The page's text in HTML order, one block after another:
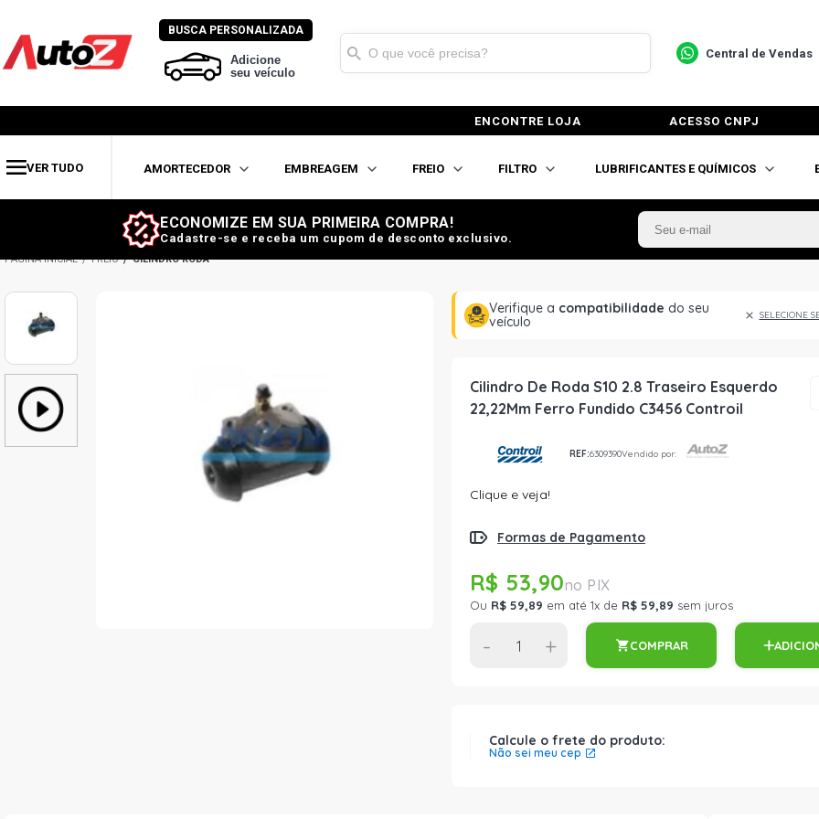
BUSCA PERSONALIZADA
Adicione
seu veículo
Central de Vendas
ENCONTRE LOJA ACESSO CNPJ
VER TUDO AMORTECEDOR EMBREAGEM FREIO FILTRO LUBRIFICANTES E QUÍMICOS
ECONOMIZE EM SUA PRIMEIRA COMPRA!
Cadastre-se e receba um cupom de desconto exclusivo.
FREIO CILINDRO RODA
Verifique a compatibilidade do seu
veículo
SELECIONE
Cilindro De Roda S10 2.8 Traseiro Esquerdo
22,22Mm Ferro Fundido C3456 Controil
REF:6309390Vendido por:
Clique e veja!
Formas de Pagamento
R$ 53,90
Ou R$ 59,89 em até 1x de R$ 59,89 sem juros
- + COMPRAR
Calcule o frete do produto:
Não sei meu cep